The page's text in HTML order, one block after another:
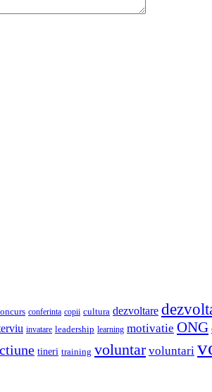
conferinta copii cultura dezvoltare
invatare leadership learning motivatie ONG
tineri training voluntar voluntari